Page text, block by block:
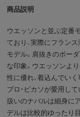
商品説明
ウエッソンと並ぶ定番
ており、実際にフラン
モデル。肩抜きのボー
な印象。ウエッソンよ
性に優れ、着込んでい
ブロ・ピカソが愛用し
扱いのナバルは細身に
デルは比較的ゆったり